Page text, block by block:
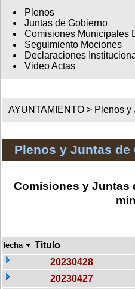
Plenos
Juntas de Gobierno
Comisiones Municipales
Seguimiento Mociones
Declaraciones
Video Actas
AYUNTAMIENTO > Plenos y
Plenos y Juntas de
Comisiones y Juntas
fecha Titulo
20230428
20230427